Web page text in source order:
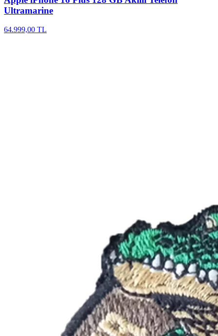
Ultramarine
64.999,00 TL